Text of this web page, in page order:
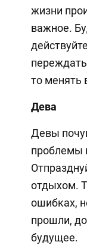
жизни
важное.
то менять
Дева
Девы
проблемы
отдыхом.
ошибках,
прошли,
будущее.